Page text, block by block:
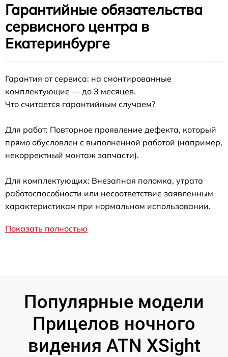
Гарантийные обязательства
сервисного центра в
Екатеринбурге
Гарантия от сервиса: на смонтированные
комплектующие — до 3 месяцев.
Что считается гарантийным случаем?
Для работ: Повторное проявление дефекта, который
прямо обусловлен с выполненной работой (например,
некорректный монтаж запчасти).
Для комплектующих: Внезапная поломка, утрата
работоспособности или несоответствие заявленным
характеристикам при нормальном использовании.
Показать полностью
Популярные модели
Прицелов ночного
видения ATN XSight